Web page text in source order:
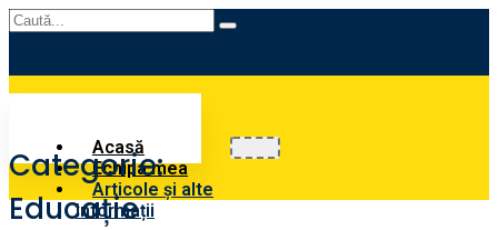
Acasă
Echipa mea
Articole și alte
informații
Categorie:
Educație